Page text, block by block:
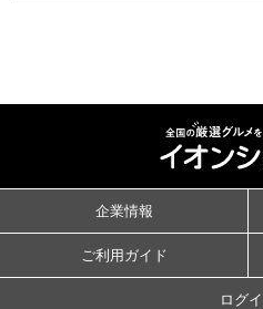
企業情報
ご利用ガイド
ログ